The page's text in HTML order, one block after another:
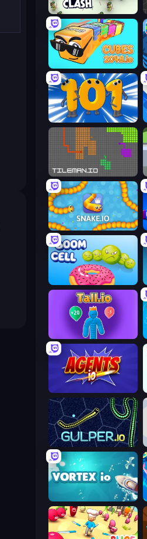
Archer Clash
Cubes 2048.io
Numbers Arena
TileMan.io
Snake.io
Boom Cell
Tall.io
Gulper.io
Vortex.io